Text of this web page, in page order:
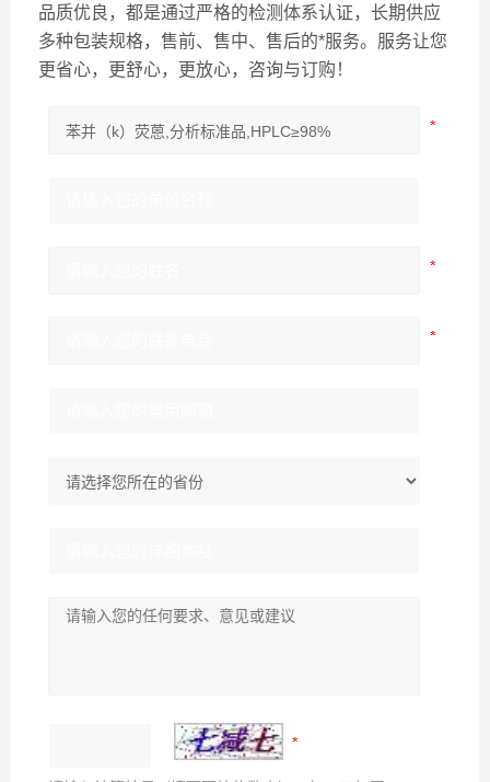
品质优良，都是通过严格的检测体系认证，长期供应
多种包装规格，售前、售中、售后的*服务。服务让您
更省心，更舒心，更放心，咨询与订购！